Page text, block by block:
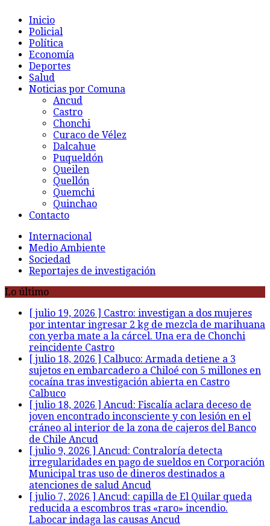
Inicio
Policial
Política
Economía
Deportes
Salud
Noticias por Comuna
Ancud
Castro
Chonchi
Curaco de Vélez
Dalcahue
Puqueldón
Queilen
Quellón
Quemchi
Quinchao
Contacto
Internacional
Medio Ambiente
Sociedad
Reportajes de investigación
Lo último
[ julio 19, 2026 ] Castro: investigan a dos mujeres
por intentar ingresar 2 kg de mezcla de marihuana
con yerba mate a la cárcel. Una era de Chonchi
reincidente Castro
[ julio 18, 2026 ] Calbuco: Armada detiene a 3
sujetos en embarcadero a Chiloé con 5 millones en
cocaína tras investigación abierta en Castro
Calbuco
[ julio 18, 2026 ] Ancud: Fiscalía aclara deceso de
joven encontrado inconsciente y con lesión en el
cráneo al interior de la zona de cajeros del Banco
de Chile Ancud
[ julio 9, 2026 ] Ancud: Contraloría detecta
irregularidades en pago de sueldos en Corporación
Municipal tras uso de dineros destinados a
atenciones de salud Ancud
[ julio 7, 2026 ] Ancud: capilla de El Quilar queda
reducida a escombros tras «raro» incendio.
Labocar indaga las causas Ancud